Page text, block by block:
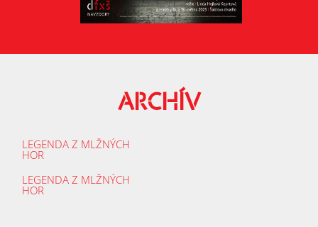
ARCHÍV
LEGENDA Z MLŽNÝCH
HOR
LEGENDA Z MLŽNÝCH
HOR